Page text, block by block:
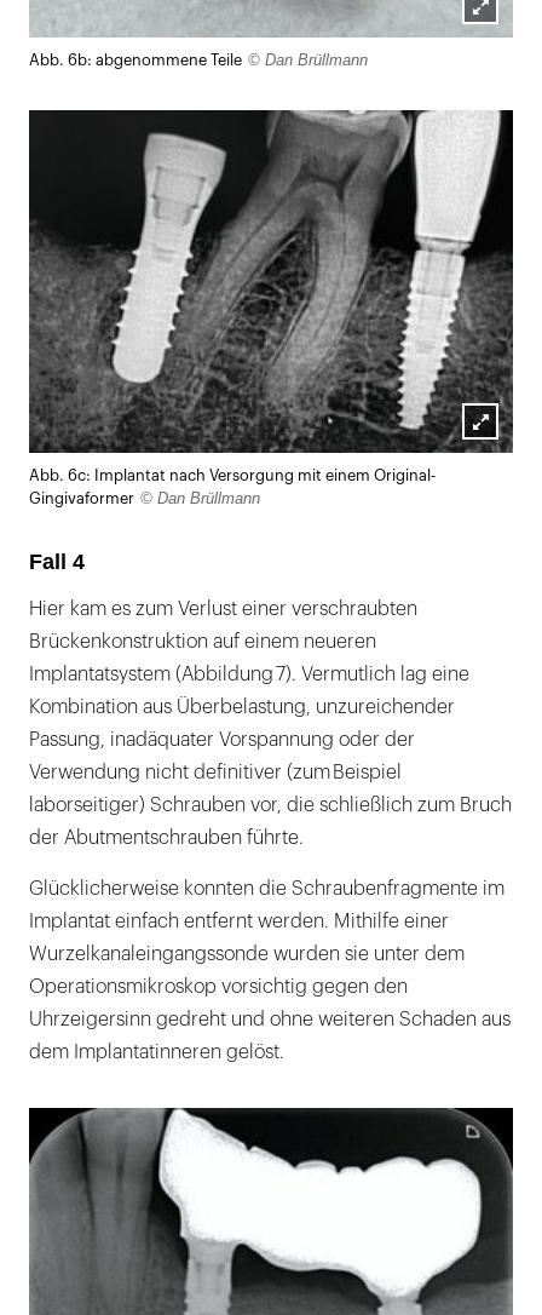
Abb. 6b: abgenommene Teile © Dan Brüllmann
Abb. 6c: Implantat nach Versorgung mit einem Original-
Gingivaformer © Dan Brüllmann
Fall 4
Hier kam es zum Verlust einer verschraubten
Brückenkonstruktion auf einem neueren
Implantatsystem (Abbildung 7). Vermutlich lag eine
Kombination aus Überbelastung, unzureichender
Passung, inadäquater Vorspannung oder der
Verwendung nicht definitiver (zum Beispiel
laborseitiger) Schrauben vor, die schließlich zum Bruch
der Abutmentschrauben führte.
Glücklicherweise konnten die Schraubenfragmente im
Implantat einfach entfernt werden. Mithilfe einer
Wurzelkanaleingangssonde wurden sie unter dem
Operationsmikroskop vorsichtig gegen den
Uhrzeigersinn gedreht und ohne weiteren Schaden aus
dem Implantatinneren gelöst.